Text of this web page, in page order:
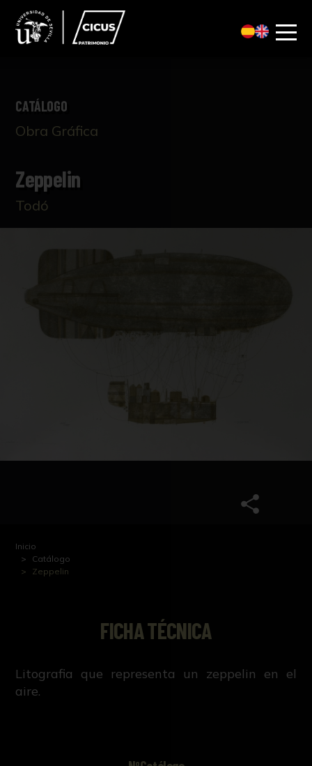
CATÁLOGO
Obra Gráfica
Zeppelin
Todó
Inicio
Catálogo
Zeppelin
FICHA TÉCNICA
Litografia que representa un zeppelin en el
aire.